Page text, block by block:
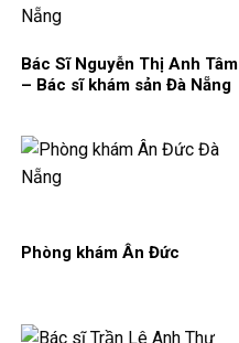
Bác Sĩ Nguyễn Thị Anh Tâm
– Bác sĩ khám sản Đà Nẵng
Phòng khám Ân Đức